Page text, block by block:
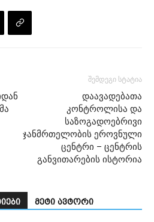
შემდეგი სტატია
დაავადებათა
კონტროლისა და
საზოგადოებრივი
ჯანმრთელობის ეროვნული
ცენტრი – ცენტრის
განვითარების ისტორია
მეტი ავტორი